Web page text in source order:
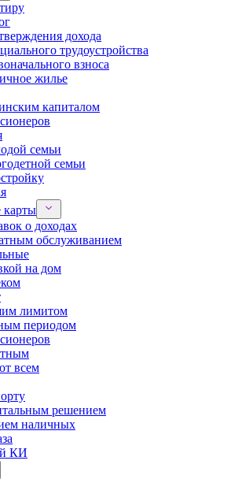
дохода
трудоустройства
взноса
жилье
капиталом
семьи
семьи
карты
о доходах
обслуживанием
на дом
лимитом
периодом
всем
решением
наличных
КИ